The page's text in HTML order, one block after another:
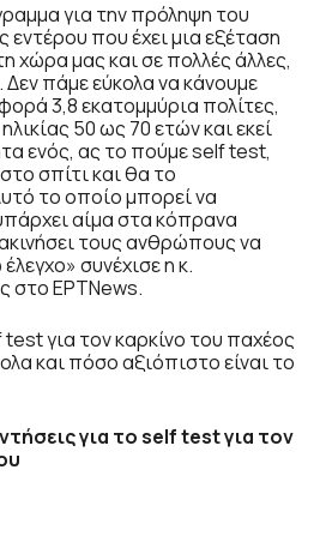
για την πρόληψη του
εντέρου που έχει μια εξέταση
χώρα μας και σε πολλές άλλες,
πάμε εύκολα να κάνουμε
3,8 εκατομμύρια πολίτες,
50 ως 70 ετών και εκεί
ενός, ας το πούμε self test,
σπίτι και θα το
το οποίο μπορεί να
αίμα στα κόπρανα
τους ανθρώπους να
συνέχισε η κ.
στο ΕΡΤNews.
test για τον καρκίνο του παχέος
και πόσο αξιόπιστο είναι το
για το self test για τον